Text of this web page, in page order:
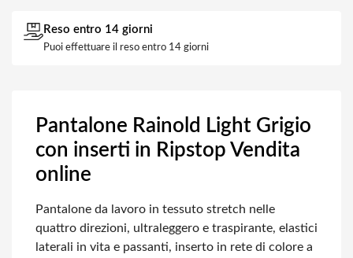
Reso entro 14 giorni
Puoi effettuare il reso entro 14 giorni
Pantalone Rainold Light Grigio
con inserti in Ripstop Vendita
online
Pantalone da lavoro in tessuto stretch nelle
quattro direzioni, ultraleggero e traspirante, elastici
laterali in vita e passanti, inserto in rete di colore a